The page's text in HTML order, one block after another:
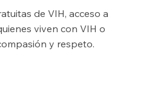
de VIH, acceso a
viven con VIH o
y respeto.